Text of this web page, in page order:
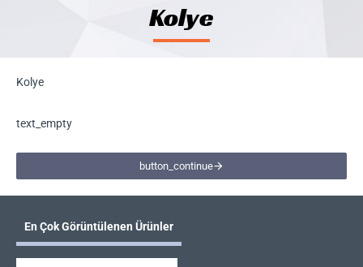
Kolye
Kolye
text_empty
button_continue
En Çok Görüntülenen Ürünler